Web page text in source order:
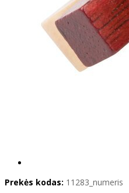
Prekės kodas: 11283_numeris